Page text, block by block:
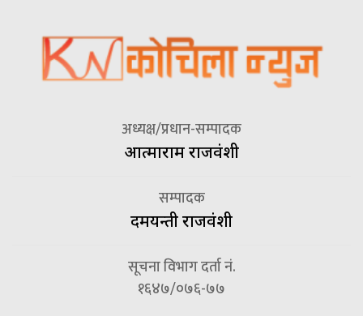
अध्यक्ष/प्रधान-सम्पादक
आत्माराम राजवंशी
सम्पादक
दमयन्ती राजवंशी
सूचना विभाग दर्ता नं.
१६४७/०७६-७७